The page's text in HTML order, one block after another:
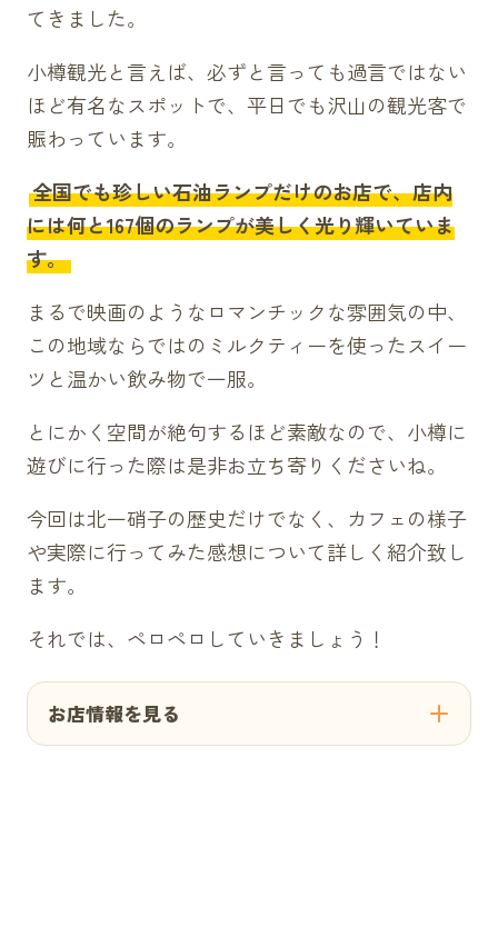
てきました。
小樽観光と言えば、必ずと言っても過言ではない
ほど有名なスポットで、平日でも沢山の観光客で
賑わっています。
全国でも珍しい石油ランプだけのお店で、店内
には何と167個のランプが美しく光り輝いていま
す。
まるで映画のようなロマンチックな雰囲気の中、
この地域ならではのミルクティーを使ったスイー
ツと温かい飲み物で一服。
とにかく空間が絶句するほど素敵なので、小樽に
遊びに行った際は是非お立ち寄りくださいね。
今回は北一硝子の歴史だけでなく、カフェの様子
や実際に行ってみた感想について詳しく紹介致し
ます。
それでは、ペロペロしていきましょう！
お店情報を見る